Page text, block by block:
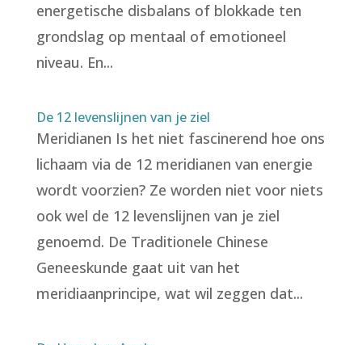
energetische disbalans of blokkade ten
grondslag op mentaal of emotioneel
niveau. En...
De 12 levenslijnen van je ziel
Meridianen Is het niet fascinerend hoe ons
lichaam via de 12 meridianen van energie
wordt voorzien? Ze worden niet voor niets
ook wel de 12 levenslijnen van je ziel
genoemd. De Traditionele Chinese
Geneeskunde gaat uit van het
meridiaanprincipe, wat wil zeggen dat...